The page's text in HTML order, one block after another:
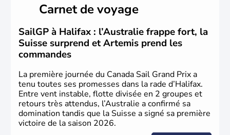
territoire de la ville de Québec, le Canada passe ensuite
sous le contrôle des Britanniques. L'indépendance du
pays a été obtenue au cours d'un long processus qui s'est
étalé de 1867 à 1982. Le peuple autochtone des Inuits,
aujourd'hui appelé Eskimos, n'est découvert qu'au début
du XXème siècle lors d'une expédition dans le Grand
Nord.
Carnet de voyage
SailGP à Halifax : l’Australie frappe fort, la
Suisse surprend et Artemis prend les
commandes
La première journée du Canada Sail Grand Prix a
tenu toutes ses promesses dans la rade d’Halifax.
Entre vent instable, flotte divisée en 2 groupes et
retours très attendus, l’Australie a confirmé sa
domination tandis que la Suisse a signé sa première
victoire de la saison 2026.